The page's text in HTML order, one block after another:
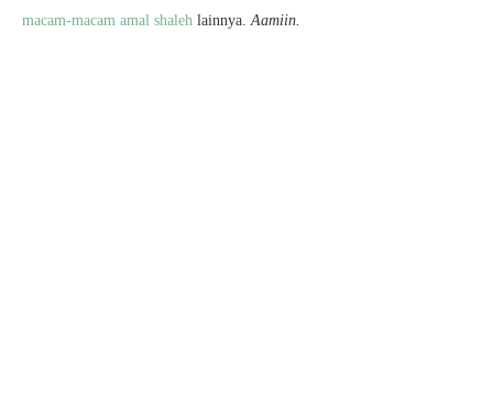
macam-macam amal shaleh lainnya.Aamiin.